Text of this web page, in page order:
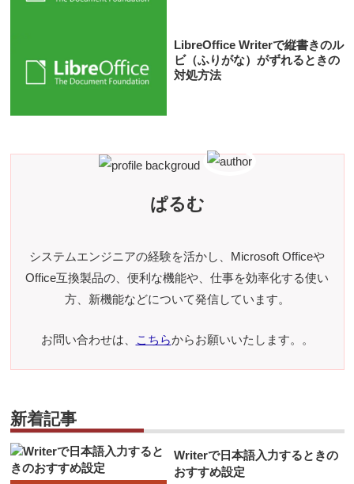
LibreOffice Writerで縦書きのル
ビ（ふりがな）がずれるときの
対処方法
ぱるむ
システムエンジニアの経験を活かし、Microsoft Officeや
Office互換製品の、便利な機能や、仕事を効率化する使い
方、新機能などについて発信しています。
お問い合わせは、 こちらからお願いいたします。。
新着記事
Writerで日本語入力するときの
おすすめ設定